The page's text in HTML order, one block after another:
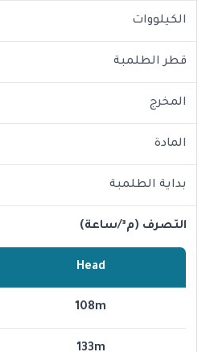
الكيلووات
قطر الطلمبة
المخرج
المادة
بداية الطلمبة
التصرف (م³/ساعة)
Head
108m
133m